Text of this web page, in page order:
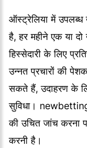
ऑस्ट्रेलिया में उपलब्ध
है, हर महीने एक या
हिस्सेदारी के लिए
उन्नत प्रचारों की
सकते हैं, उदाहरण के
सुविधा।
की उचित जांच करना
करनी है।